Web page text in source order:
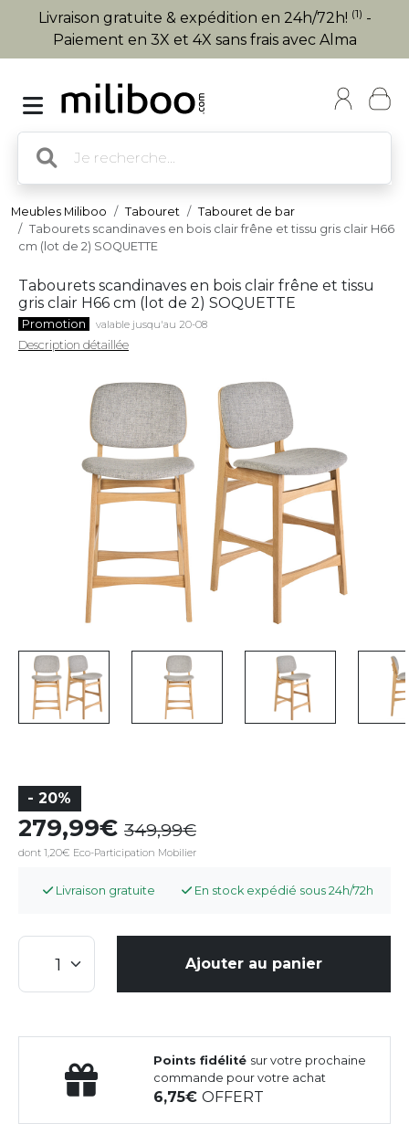
Livraison gratuite & expédition en 24h/72h! (1) -
Paiement en 3X et 4X sans frais avec Alma
Meubles Miliboo Tabouret
Tabouret de bar
Tabourets scandinaves en bois clair frêne et tissu gris clair H66
cm (lot de 2) SOQUETTE
Tabourets scandinaves en bois clair frêne et tissu
gris clair H66 cm (lot de 2) SOQUETTE
Promotion valable jusqu'au 20-08
Description détaillée
- 20%
279,99 349,99
dont 1,20€ Eco-Participation Mobilier
Livraison gratuite En stock expédié sous 24h/72h
Ajouter au panier
Points fidélité sur votre prochaine
commande pour votre achat
6,75OFFERT